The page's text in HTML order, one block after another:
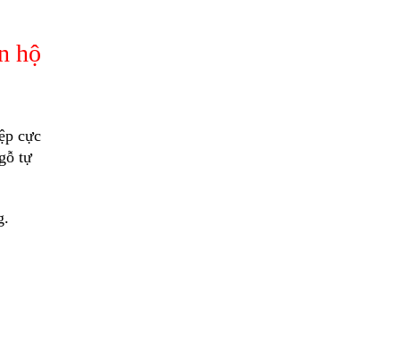
hộ
cực
tự